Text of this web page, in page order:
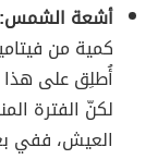
أشعة الشمس:
كمية من
أُطلِق على هذا
لكنّ الفترة
العيش، ففي